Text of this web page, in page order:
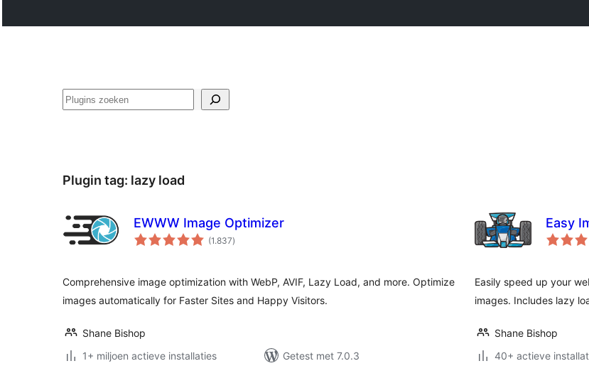
Zoeken
Plugin tag: lazy load
EWWW Image Optimizer
(1.837totaal
waarderingen
)
Comprehensive image optimization with WebP, AVIF, Lazy Load, and more. Optimize
images automatically for Faster Sites and Happy Visitors.
Shane Bishop
1+ miljoen actieve installaties
Getest met 7.0.3
Easy
Easily speed up your
images. Includes lazy
Shane Bishop
40+ actieve